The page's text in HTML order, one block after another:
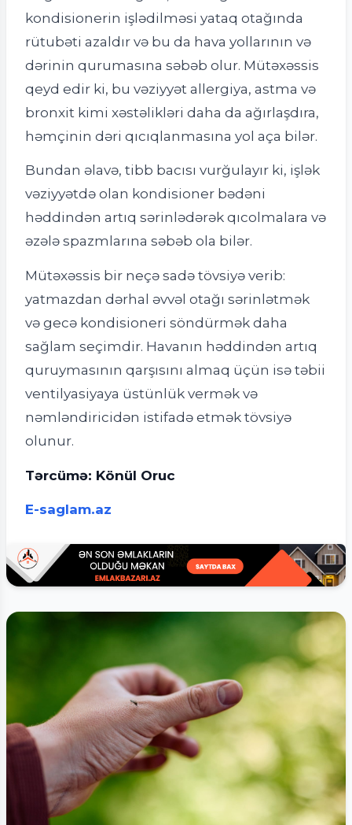
kondisionerin işlədilməsi yataq otağında
rütubəti azaldır və bu da hava yollarının və
dərinin qurumasına səbəb olur. Mütəxəssis
qeyd edir ki, bu vəziyyət allergiya, astma və
bronxit kimi xəstəlikləri daha da ağırlaşdıra,
həmçinin dəri qıcıqlanmasına yol aça bilər.
Bundan əlavə, tibb bacısı vurğulayır ki, işlək
vəziyyətdə olan kondisioner bədəni
həddindən artıq sərinlədərək qıcolmalara və
əzələ spazmlarına səbəb ola bilər.
Mütəxəssis bir neçə sadə tövsiyə verib:
yatmazdan dərhal əvvəl otağı sərinlətmək
və gecə kondisioneri söndürmək daha
sağlam seçimdir. Havanın həddindən artıq
quruymasının qarşısını almaq üçün isə təbii
ventilyasiyaya üstünlük vermək və
nəmləndiricidən istifadə etmək tövsiyə
olunur.
Tərcümə: Könül Oruc
E-saglam.az